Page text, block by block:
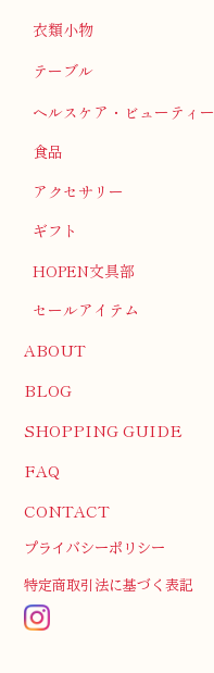
衣類小物
テーブル
ヘルスケア・ビューティー
食品
アクセサリー
ギフト
HOPEN文具部
セールアイテム
ABOUT
BLOG
SHOPPING GUIDE
FAQ
CONTACT
プライバシーポリシー
特定商取引法に基づく表記